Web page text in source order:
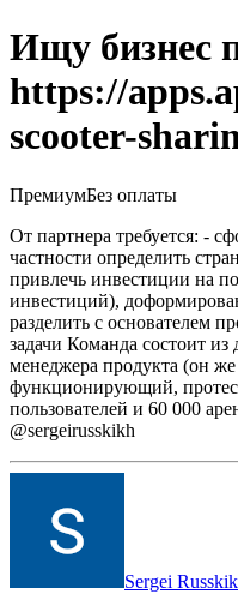
Ищу бизнес
https://
scooter-
ПремиумБез оплаты
От партнера требуется: -
частности определить
привлечь инвестиции на
инвестиций),
разделить с основателем
задачи Команда состоит из
менеджера продукта (он же
функционирующий,
пользователей и 60 000
@sergeirusskikh
Sergei